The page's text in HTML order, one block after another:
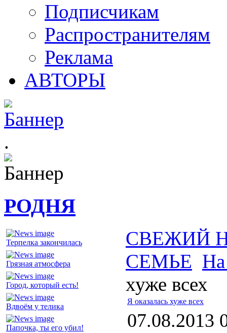
Подписчикам
Распространителям
Реклама
АВТОРЫ
.
РОДНЯ
Терпелка закончилась
Грязная атмосфера
Город, который есть!
Вдвоём у телика
Папочка, ты его убил!
СВЕЖИЙ
СЕМЬЕ На
хуже всех
Я оказалась хуже всех
07.08.2013